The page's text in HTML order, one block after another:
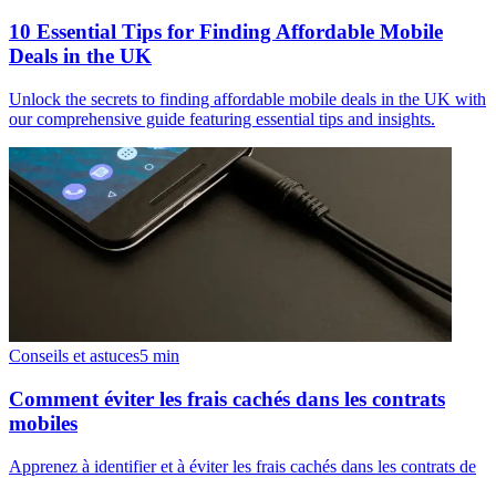
10 Essential Tips for Finding Affordable Mobile
Deals in the UK
Unlock the secrets to finding affordable mobile deals in the UK with
our comprehensive guide featuring essential tips and insights.
Conseils et astuces5 min
Comment éviter les frais cachés dans les contrats
mobiles
Apprenez à identifier et à éviter les frais cachés dans les contrats de